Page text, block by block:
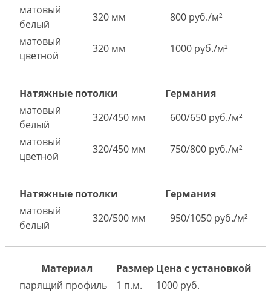
матовый
белый
320 мм
800 руб./м²
матовый
цветной
320 мм 1000 руб./м²
Натяжные потолки
Германия
матовый
белый
320/450 мм
600/650 руб./м²
матовый
цветной
320/450 мм 750/800 руб./м²
Натяжные потолки
Германия
матовый
белый
320/500 мм 950/1050 руб./м²
Материал Размер Цена с установкой
парящий профиль
1 п.м.
1000 руб.